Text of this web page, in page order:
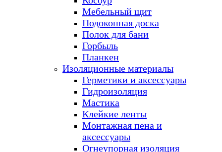
Мебельный щит
Подоконная доска
Полок для бани
Горбыль
Планкен
Изоляционные материалы
Герметики и аксессуары
Гидроизоляция
Мастика
Клейкие ленты
Монтажная пена и
аксессуары
Огнеупорная изоляция